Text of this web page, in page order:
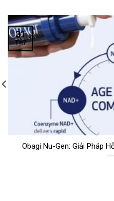
Obagi Nu-Gen: Giải Pháp
31
Th7